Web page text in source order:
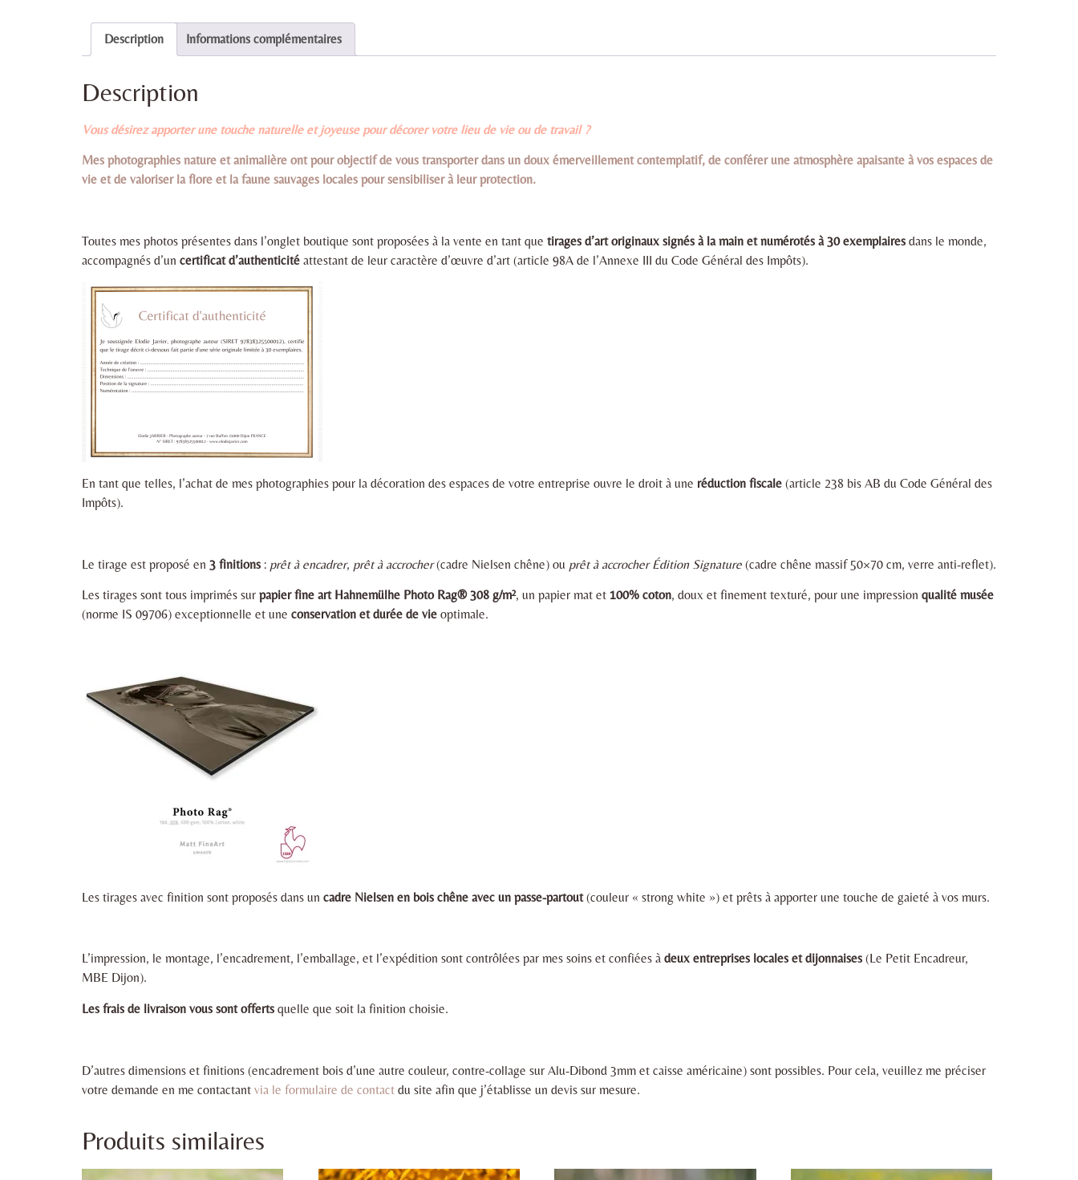
Description Informations complémentaires
Description
Vous désirez apporter une touche naturelle et joyeuse pour décorer votre lieu de vie ou de travail ?
Mes photographies nature et animalière ont pour objectif de vous transporter dans un doux émerveillement contemplatif, de conférer une atmosphère apaisante à vos espaces de
vie et de valoriser la flore et la faune sauvages locales pour sensibiliser à leur protection.
Toutes mes photos présentes dans l’onglet boutique sont proposées à la vente en tant que tirages d’art originaux signés à la main et numérotés à 30 exemplaires dans le monde,
accompagnés d’un certificat d’authenticité attestant de leur caractère d’œuvre d’art (article 98A de l’Annexe III du Code Général des Impôts).
En tant que telles, l’achat de mes photographies pour la décoration des espaces de votre entreprise ouvre le droit à une réduction fiscale (article 238 bis AB du Code Général des
Impôts).
Le tirage est proposé en 3 finitions : prêt à encadrer, prêt à accrocher(cadre Nielsen chêne) ou prêt à accrocher Édition Signature (cadre chêne massif 50×70 cm, verre anti-reflet).
Les tirages sont tous imprimés sur papier fine art Hahnemülhe Photo Rag® 308 g/m², un papier mat et 100% coton, doux et finement texturé, pour une impression qualité musée
(norme IS 09706) exceptionnelle et une conservation et durée de vie optimale.
Les tirages avec finition sont proposés dans un cadre Nielsen en bois chêne avec un passe-partout(couleur « strong white ») et prêts à apporter une touche de gaieté à vos murs.
L’impression, le montage, l’encadrement, l’emballage, et l’expédition sont contrôlées par mes soins et confiées à deux entreprises locales et dijonnaises (Le Petit Encadreur,
MBE Dijon).
Les frais de livraison vous sont offerts quelle que soit la finition choisie.
D’autres dimensions et finitions (encadrement bois d’une autre couleur, contre-collage sur Alu-Dibond 3mm et caisse américaine) sont possibles. Pour cela, veuillez me préciser
votre demande en me contactant via le formulaire de contact du site afin que j’établisse un devis sur mesure.
Produits similaires